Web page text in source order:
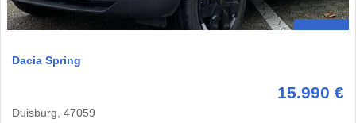
Dacia Spring
15.990 €
Duisburg, 47059